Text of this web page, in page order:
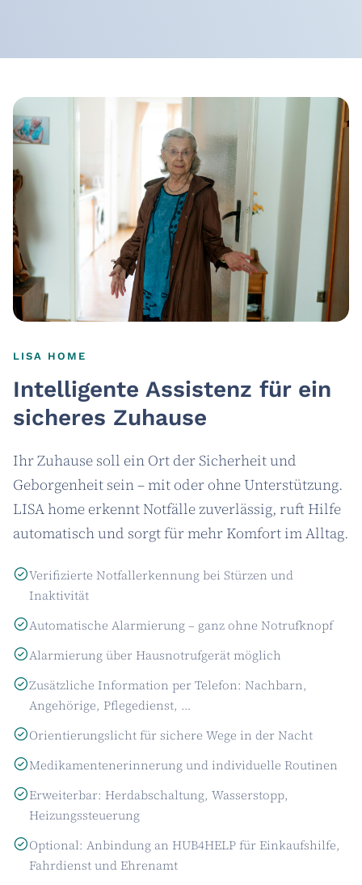
LISA HOME
Intelligente Assistenz für ein
sicheres Zuhause
Ihr Zuhause soll ein Ort der Sicherheit und
Geborgenheit sein – mit oder ohne Unterstützung.
LISA home erkennt Notfälle zuverlässig, ruft Hilfe
automatisch und sorgt für mehr Komfort im Alltag.
Verifizierte Notfallerkennung bei Stürzen und
Inaktivität
Automatische Alarmierung – ganz ohne Notrufknopf
Alarmierung über Hausnotrufgerät möglich
Zusätzliche Information per Telefon: Nachbarn,
Angehörige, Pflegedienst, …
Orientierungslicht für sichere Wege in der Nacht
Medikamentenerinnerung und individuelle Routinen
Erweiterbar: Herdabschaltung, Wasserstopp,
Heizungssteuerung
Optional: Anbindung an HUB4HELP für Einkaufshilfe,
Fahrdienst und Ehrenamt